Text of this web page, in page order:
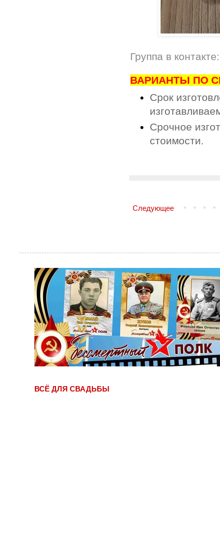
Группа в
ВАРИАНТЫ ПО
Срок
Срочное
стоимости.
Следующее
ВСЁ ДЛЯ СВАДЬБЫ